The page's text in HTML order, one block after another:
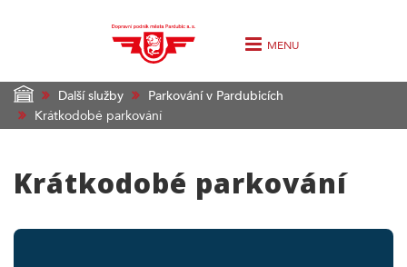
MENU
Další služby
Parkování v Pardubicích
Krátkodobé parkování
Krátkodobé parkování